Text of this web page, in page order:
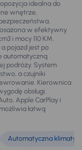
idealna do
wnętrze,
w efektywny
i mocy 110 KM.
pojazd jest po
automatyczną
podróży. System
a czujniki
Kierownica
obsługi.
Apple CarPlay i
łatwą
Automatyczna